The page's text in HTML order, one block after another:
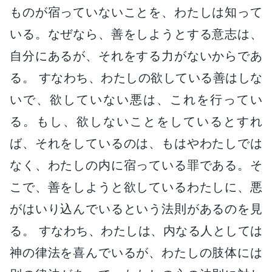
ものが宿っていないことを、わたしは知って
いる。なぜなら、善をしようとする意志は、
自分にあるが、それをする力がないからであ
る。 すなわち、わたしの欲している善はしな
いで、欲していない悪は、これを行ってい
る。もし、欲しないことをしているとすれ
ば、それをしているのは、もはやわたしでは
なく、わたしの内に宿っている罪である。そ
こで、善をしようと欲しているわたしに、悪
がはいり込んでいるという法則があるのを見
る。 すなわち、わたしは、内なる人としては
神の律法を喜んでいるが、わたしの肢体には